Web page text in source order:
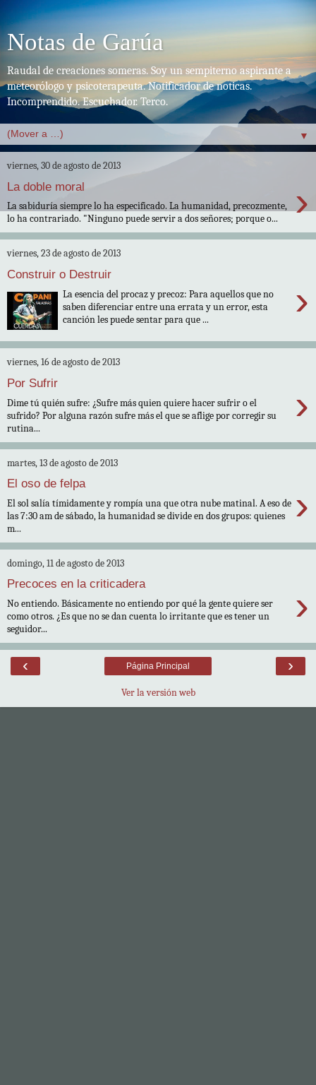
Notas de Garúa
Raudal de creaciones someras. Soy un sempiterno aspirante a
meteorólogo y psicoterapeuta. Notificador de noticas.
Incomprendido. Escuchador. Terco.
▼
viernes, 30 de agosto de 2013
La doble moral ›
La sabiduría siempre lo ha especificado. La humanidad, precozmente,
lo ha contrariado. "Ninguno puede servir a dos señores; porque o...
viernes, 23 de agosto de 2013
Construir o Destruir
›
La esencia del procaz y precoz: Para aquellos que no
saben diferenciar entre una errata y un error, esta
canción les puede sentar para que ...
viernes, 16 de agosto de 2013
Por Sufrir ›
Dime tú quién sufre: ¿Sufre más quien quiere hacer sufrir o el
sufrido? Por alguna razón sufre más el que se aflige por corregir su
rutina...
martes, 13 de agosto de 2013
El oso de felpa ›
El sol salía tímidamente y rompía una que otra nube matinal. A eso de
las 7:30 am de sábado, la humanidad se divide en dos grupos: quienes
m...
domingo, 11 de agosto de 2013
Precoces en la criticadera ›
No entiendo. Básicamente no entiendo por qué la gente quiere ser
como otros. ¿Es que no se dan cuenta lo irritante que es tener un
seguidor...
‹ ›
Página Principal
Ver la versión web